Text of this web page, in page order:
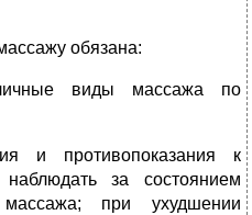
обязана:
виды массажа по
и противопоказания к
за состоянием
при ухудшении